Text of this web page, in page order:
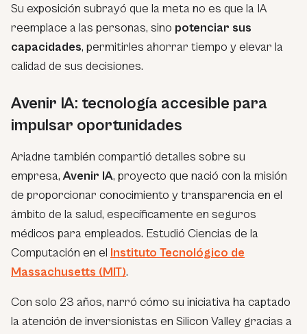
Su exposición subrayó que la meta no es que la IA
reemplace a las personas, sino potenciar sus
capacidades, permitirles ahorrar tiempo y elevar la
calidad de sus decisiones.
Avenir IA: tecnología accesible para
impulsar oportunidades
Ariadne también compartió detalles sobre su
empresa,Avenir IA, proyecto que nació con la misión
de proporcionar conocimiento y transparencia en el
ámbito de la salud, específicamente en seguros
médicos para empleados. Estudió Ciencias de la
Computación en el Instituto Tecnológico de
Massachusetts (MIT).
Con solo 23 años, narró cómo su iniciativa ha captado
la atención de inversionistas en Silicon Valley gracias a